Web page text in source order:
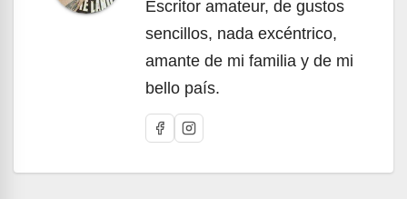
Escritor amateur, de gustos
sencillos, nada excéntrico,
amante de mi familia y de mi
bello país.